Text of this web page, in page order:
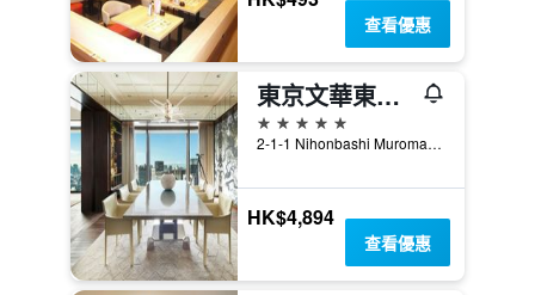
查看優惠
東京文華東方酒店
5星級
2-1-1 Nihonbashi Muromachi, 東京, 日本
HK$4,894
查看優惠